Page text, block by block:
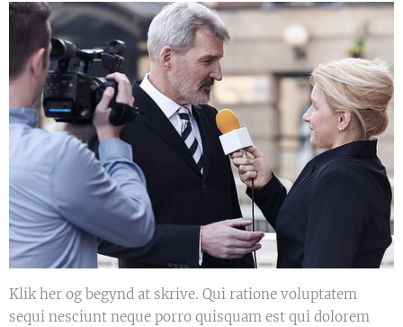
Klik her og begynd at skrive. Qui ratione voluptatem
sequi nesciunt neque porro quisquam est qui dolorem